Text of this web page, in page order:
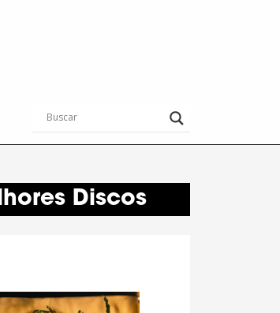
Discos